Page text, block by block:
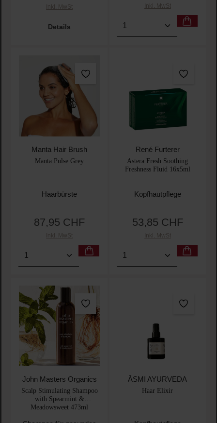
Inkl. MwSt
Details
Inkl. MwSt
Produkt Anzahl: Gib
Manta Hair Brush
Manta Pulse Grey
Haarbürste
Regulärer Preis:
87,95 CHF
Inkl. MwSt
Produkt Anzahl: Gib den gewünschten Wert ein
René Furterer
Astera Fresh Soothing
Freshness Fluid 16x5ml
Kopfhautpflege
Regulärer Preis:
53,85 CHF
Inkl. MwSt
Produkt Anzahl: Gib
John Masters Organics
Scalp Stimulating Shampoo
with Spearmint &
Meadowsweet 473ml
ĀSMI AYURVEDA
Haar Elixir